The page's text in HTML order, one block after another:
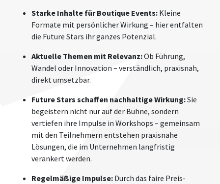
Starke Inhalte für Boutique Events: Kleine
Formate mit persönlicher Wirkung – hier entfalten
die Future Stars ihr ganzes Potenzial.
Aktuelle Themen mit Relevanz:Ob Führung,
Wandel oder Innovation – verständlich, praxisnah,
direkt umsetzbar.
Future Stars schaffen nachhaltige Wirkung:Sie
begeistern nicht nur auf der Bühne, sondern
vertiefen ihre Impulse in Workshops – gemeinsam
mit den Teilnehmern entstehen praxisnahe
Lösungen, die im Unternehmen langfristig
verankert werden.
Regelmäßige Impulse: Durch das faire Preis-